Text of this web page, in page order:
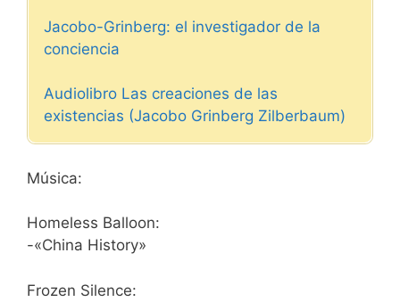
Jacobo-Grinberg: el investigador de la
conciencia
Audiolibro Las creaciones de las
existencias (Jacobo Grinberg Zilberbaum)
Música:
Homeless Balloon:
-«China History»
Frozen Silence: